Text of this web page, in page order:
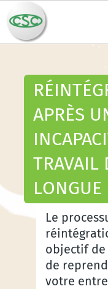
APRÈS
TRAVAIL
LONGUE
Le
objectif
de
votre